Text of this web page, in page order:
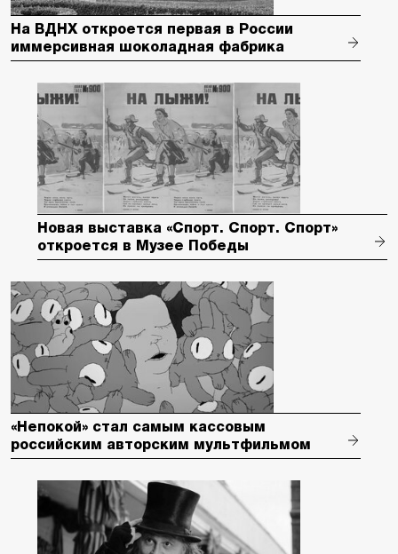
На ВДНХ откроется первая в России
иммерсивная шоколадная фабрика
Новая выставка «Спорт. Спорт. Спорт»
откроется в Музее Победы
«Непокой» стал самым кассовым
российским авторским мультфильмом